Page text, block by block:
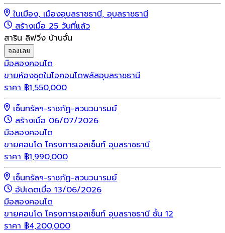
ในเมือง, เมืองอุบลราชธานี, อุบลราชธานี
สร้างเมื่อ 25 วันที่แล้ว
สาริน ลิฟวิ่ง บ้านจั่น
จองเลย
มือสองคอนโด
ขายห้องชุดในไอคอนโดพลัสอุบลราชธานี
ราคา ฿1,550,000
เซ็นทรัลฯ-ราชภัฏ-สวนวนารมย์
สร้างเมื่อ 06/07/2026
มือสองคอนโด
ขายคอนโด โครงการเอสเซ็นท์ อุบลราชธานี
ราคา ฿1,990,000
เซ็นทรัลฯ-ราชภัฏ-สวนวนารมย์
อัปเดตเมื่อ 13/06/2026
มือสองคอนโด
ขายคอนโด โครงการเอสเซ็นท์ อุบลราชธานี ชั้น 12
ราคา ฿4,200,000